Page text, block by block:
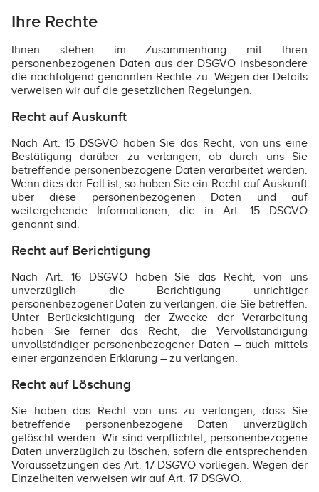
Ihre Rechte
Ihnen stehen im Zusammenhang mit Ihren
personenbezogenen Daten aus der DSGVO insbesondere
die nachfolgend genannten Rechte zu. Wegen der Details
verweisen wir auf die gesetzlichen Regelungen.
Recht auf Auskunft
Nach Art. 15 DSGVO haben Sie das Recht, von uns eine
Bestätigung darüber zu verlangen, ob durch uns Sie
betreffende personenbezogene Daten verarbeitet werden.
Wenn dies der Fall ist, so haben Sie ein Recht auf Auskunft
über diese personenbezogenen Daten und auf
weitergehende Informationen, die in Art. 15 DSGVO
genannt sind.
Recht auf Berichtigung
Nach Art. 16 DSGVO haben Sie das Recht, von uns
unverzüglich die Berichtigung unrichtiger
personenbezogener Daten zu verlangen, die Sie betreffen.
Unter Berücksichtigung der Zwecke der Verarbeitung
haben Sie ferner das Recht, die Vervollständigung
unvollständiger personenbezogener Daten – auch mittels
einer ergänzenden Erklärung – zu verlangen.
Recht auf Löschung
Sie haben das Recht von uns zu verlangen, dass Sie
betreffende personenbezogene Daten unverzüglich
gelöscht werden. Wir sind verpflichtet, personenbezogene
Daten unverzüglich zu löschen, sofern die entsprechenden
Voraussetzungen des Art. 17 DSGVO vorliegen. Wegen der
Einzelheiten verweisen wir auf Art. 17 DSGVO.